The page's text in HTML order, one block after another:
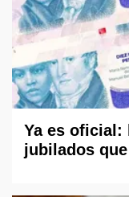
Ya es oficial:
jubilados